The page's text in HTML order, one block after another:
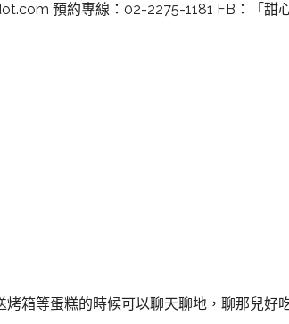
預約專線：02-2275-1181 FB：「甜
箱等蛋糕的時候可以聊天聊地，聊那兒好